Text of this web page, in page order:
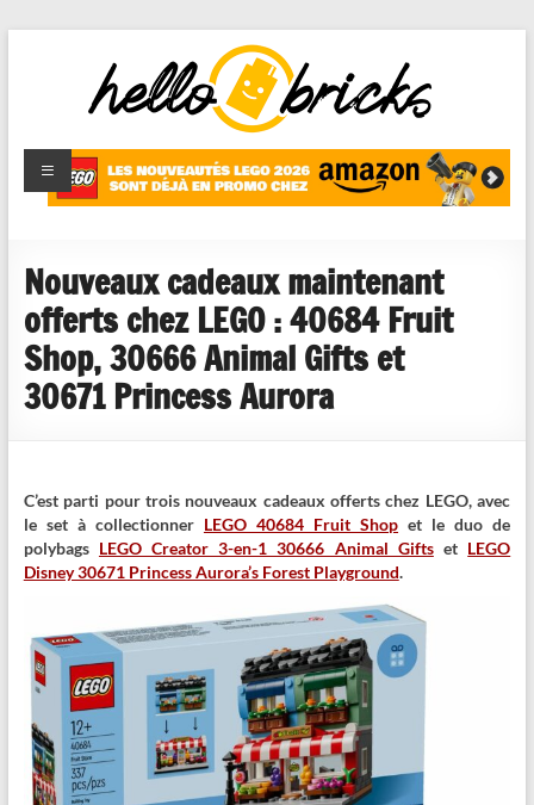
HelloBricks
Blog LEGO,
nouveaut�s
reviews
Nouveaux cadeaux maintenant
offerts chez LEGO : 40684 Fruit
Shop, 30666 Animal Gifts et
30671 Princess Aurora
C’est parti pour trois nouveaux cadeaux offerts chez LEGO, avec
le set à collectionner LEGO 40684 Fruit Shop et le duo de
polybags LEGO Creator 3-en-1 30666 Animal Giftset LEGO
Disney 30671 Princess Aurora’s Forest Playground.